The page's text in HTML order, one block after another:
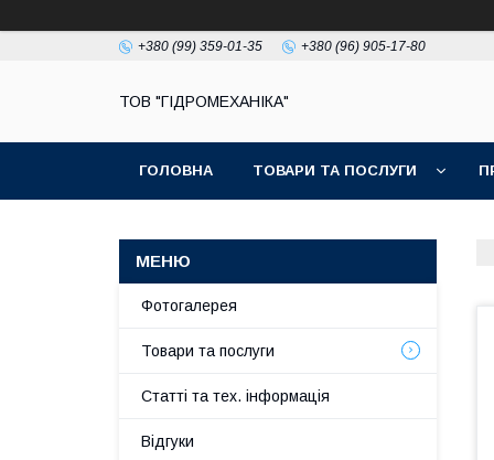
+380 (99) 359-01-35 +380 (96) 905-17-80
ТОВ "ГІДРОМЕХАНІКА"
ГОЛОВНА ТОВАРИ ТА ПОСЛУГИ
Фотогалерея
Товари та послуги
Статті та тех. інформація
Відгуки